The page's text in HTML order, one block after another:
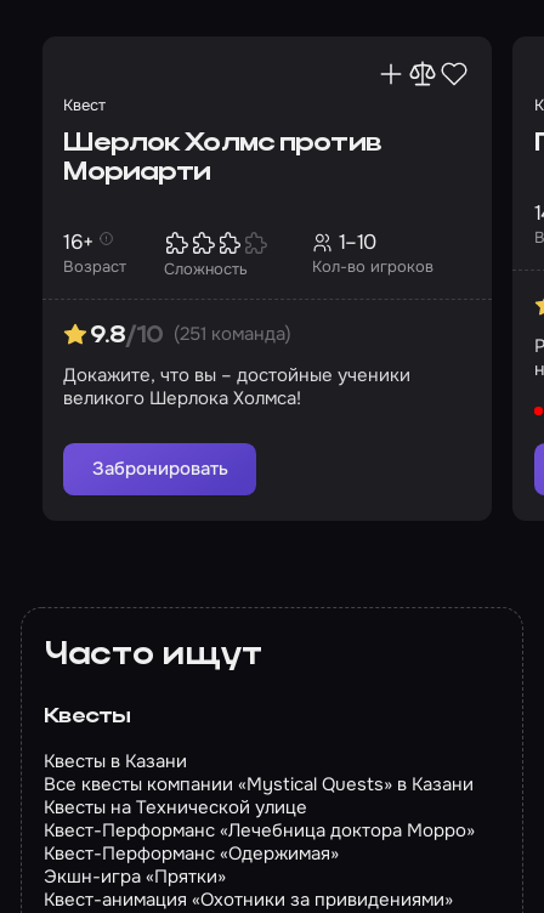
Квест
Шерлок Холмс против
Мориарти
Возраст
16+
Сложность Кол-во игроков
1–10
9.8/10 (251 команда)
Докажите, что вы – достойные ученики
великого Шерлока Холмса!
Забронировать
Часто ищут
Квесты
Квесты в Казани
Все квесты компании «Mystical Quests» в Казани
Квесты на Технической улице
Квест-Перформанс «Лечебница доктора Морро»
Квест-Перформанс «Одержимая»
Экшн-игра «Прятки»
Квест-анимация «Охотники за привидениями»